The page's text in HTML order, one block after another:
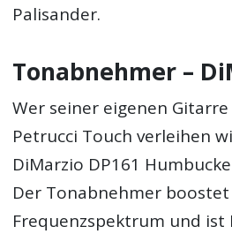
Palisander.
Tonabnehmer –
Wer seiner eigenen Gitarre
Petrucci Touch verleihen
DiMarzio DP161
Der Tonabnehmer
Frequenzspektrum und ist